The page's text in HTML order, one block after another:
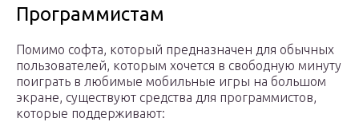
Программистам
Помимо софта, который предназначен для обычных
пользователей, которым хочется в свободную минуту
поиграть в любимые мобильные игры на большом
экране, существуют средства для программистов,
которые поддерживают: